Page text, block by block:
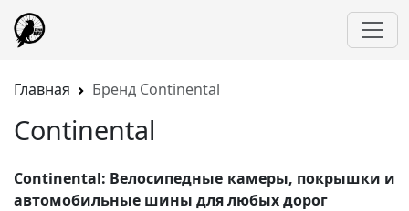
Главная Бренд Continental
Continental
Continental: Велосипедные камеры, покрышки и
автомобильные шины для любых дорог